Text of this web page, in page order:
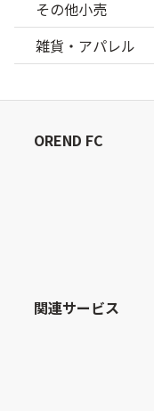
その他小売
雑貨・アパレル
OREND FC
関連サービス